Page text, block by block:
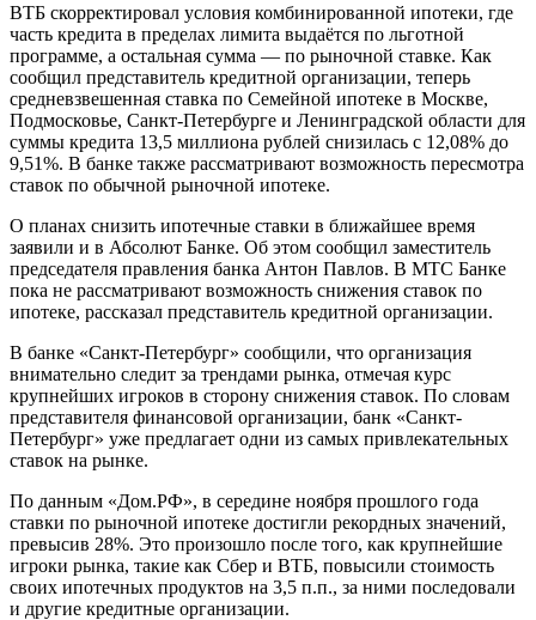
ВТБ скорректировал условия комбинированной ипотеки, где
часть кредита в пределах лимита выдаётся по льготной
программе, а остальная сумма — по рыночной ставке. Как
сообщил представитель кредитной организации, теперь
средневзвешенная ставка по Семейной ипотеке в Москве,
Подмосковье, Санкт-Петербурге и Ленинградской области для
суммы кредита 13,5 миллиона рублей снизилась с 12,08% до
9,51%. В банке также рассматривают возможность пересмотра
ставок по обычной рыночной ипотеке.
О планах снизить ипотечные ставки в ближайшее время
заявили и в Абсолют Банке. Об этом сообщил заместитель
председателя правления банка Антон Павлов. В МТС Банке
пока не рассматривают возможность снижения ставок по
ипотеке, рассказал представитель кредитной организации.
В банке «Санкт-Петербург» сообщили, что организация
внимательно следит за трендами рынка, отмечая курс
крупнейших игроков в сторону снижения ставок. По словам
представителя финансовой организации, банк «Санкт-
Петербург» уже предлагает одни из самых привлекательных
ставок на рынке.
По данным «Дом.РФ», в середине ноября прошлого года
ставки по рыночной ипотеке достигли рекордных значений,
превысив 28%. Это произошло после того, как крупнейшие
игроки рынка, такие как Сбер и ВТБ, повысили стоимость
своих ипотечных продуктов на 3,5 п.п., за ними последовали
и другие кредитные организации.